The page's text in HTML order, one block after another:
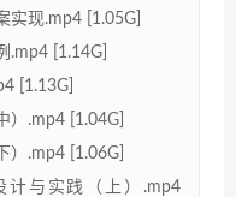
实现.mp4 [1.05G]
.mp4 [1.14G]
[1.13G]
）.mp4 [1.04G]
）.mp4 [1.06G]
计与实践（上）.mp4